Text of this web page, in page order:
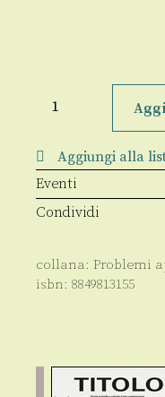
globalizzazione
mia
figlia
quantità
Aggiungi alla
Eventi
Condividi
collana: Problemi
isbn: 8849813155